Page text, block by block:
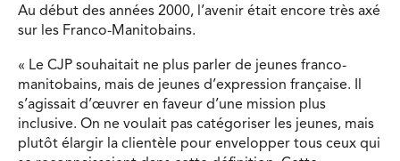
Au début des années 2000, l’avenir était encore très axé
sur les Franco-Manitobains.
« Le CJP souhaitait ne plus parler de jeunes franco-
manitobains, mais de jeunes d’expression française. Il
s’agissait d’œuvrer en faveur d’une mission plus
inclusive. On ne voulait pas catégoriser les jeunes, mais
plutôt élargir la clientèle pour envelopper tous ceux qui